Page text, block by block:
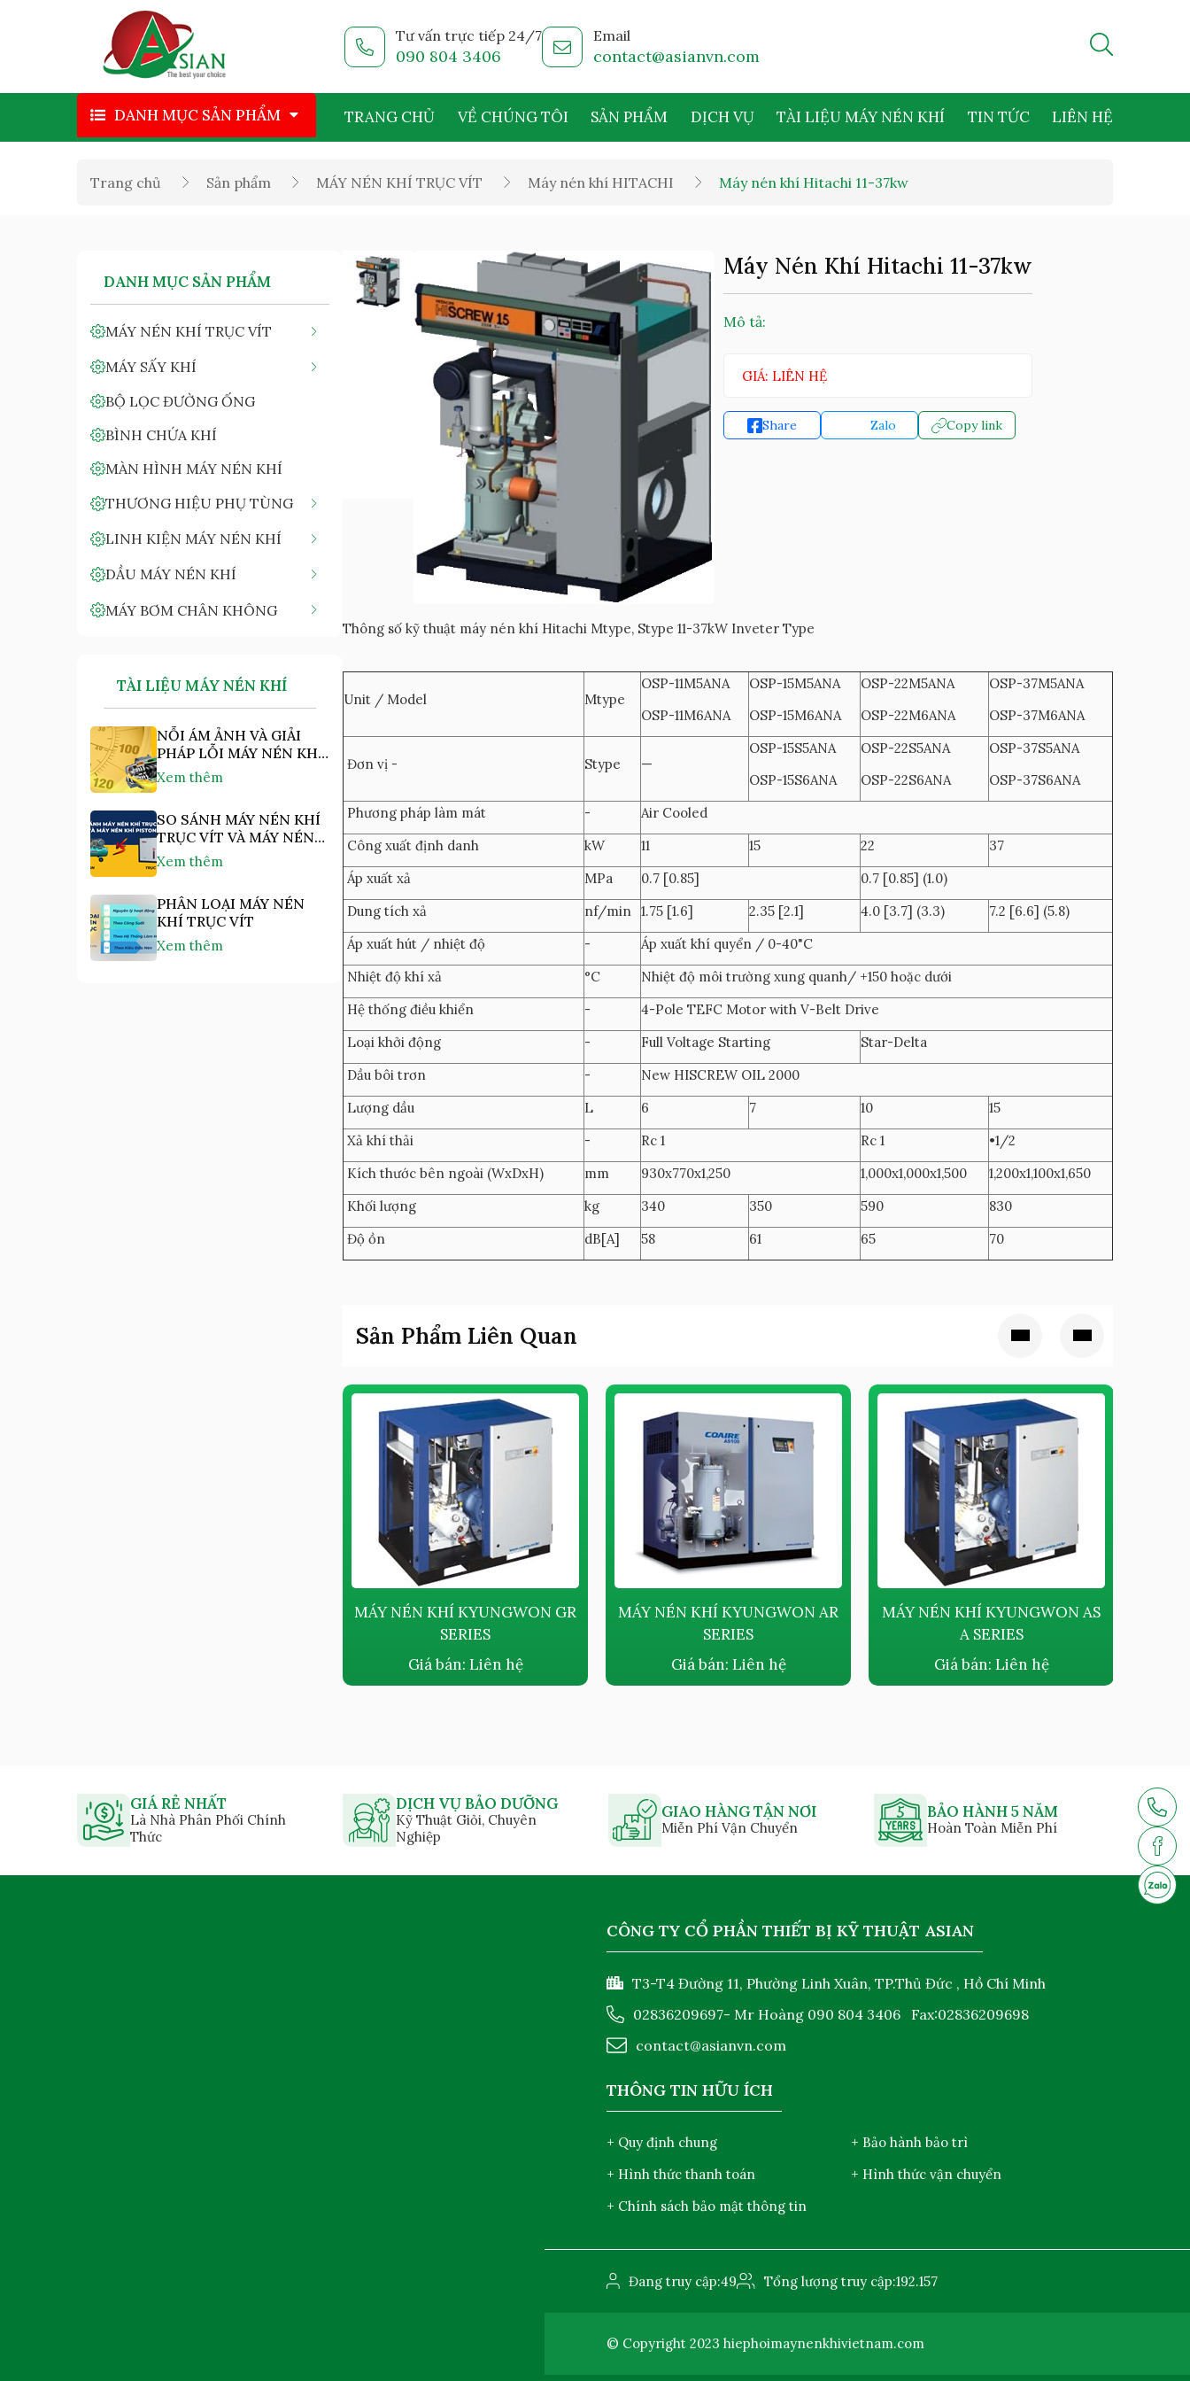
Tư vấn trực tiếp 24/7
090 804 3406
Email
contact@asianvn.com
DANH MỤC SẢN PHẨM TRANG CHỦ VỀ CHÚNG TÔI SẢN PHẨM DỊCH VỤ TÀI LIỆU MÁY NÉN KHÍ TIN TỨC LIÊN HỆ
Trang chủ Sản phẩm MÁY NÉN KHÍ TRỤC VÍT Máy nén khí HITACHI Máy nén khí Hitachi 11-37kw
DANH MỤC SẢN PHẨM
MÁY NÉN KHÍ TRỤC VÍT
MÁY SẤY KHÍ
BỘ LỌC ĐƯỜNG ỐNG
BÌNH CHỨA KHÍ
MÀN HÌNH MÁY NÉN KHÍ
THƯƠNG HIỆU PHỤ TÙNG
LINH KIỆN MÁY NÉN KHÍ
DẦU MÁY NÉN KHÍ
MÁY BƠM CHÂN KHÔNG
TÀI LIỆU MÁY NÉN KHÍ
NỖI ÁM ẢNH VÀ GIẢI
PHÁP LỖI MÁY NÉN KHÍ
"NHIỆT ĐỘ CAO"
Xem thêm
SO SÁNH MÁY NÉN KHÍ
TRỤC VÍT VÀ MÁY NÉN
KHÍ PISTON
Xem thêm
PHÂN LOẠI MÁY NÉN
KHÍ TRỤC VÍT
Xem thêm
Máy Nén Khí Hitachi 11-37kw
Mô tả:
GIÁ: LIÊN HỆ
Share Zalo Copy link
Thông số kỹ thuật máy nén khí Hitachi Mtype, Stype 11-37kW Inveter Type
Unit / Model Mtype
OSP-11M5ANA
OSP-11M6ANA
OSP-15M5ANA
OSP-15M6ANA
OSP-22M5ANA
OSP-22M6ANA
OSP-37M5ANA
OSP-37M6ANA
Đơn vị - Stype —
OSP-15S5ANA
OSP-15S6ANA
OSP-22S5ANA
OSP-22S6ANA
OSP-37S5ANA
OSP-37S6ANA
Phương pháp làm mát
-
Air Cooled
Công xuất định danh
kW 11 15 22
37
Áp xuất xả
MPa 0.7 [0.85]
0.7 [0.85] (1.0)
Dung tích xả
nf/min 1.75 [1.6] 2.35 [2.1] 4.0 [3.7] (3.3)
7.2 [6.6] (5.8)
Áp xuất hút / nhiệt độ
-
Áp xuất khí quyển / 0-40"C
Nhiệt độ khí xả
°C
Nhiệt độ môi trường xung quanh/ +150 hoặc dưới
Hệ thống điều khiển
-
4-Pole TEFC Motor with V-Belt Drive
Loại khởi động
- Full Voltage Starting
Star-Delta
Dầu bôi trơn
-
New HISCREW OIL 2000
Lượng dầu
L 6 7 10
15
Xả khí thải
- Rc 1 Rc 1
•1/2
Kích thước bên ngoài (WxDxH)
mm 930x770x1,250 1,000x1,000x1,500
1,200x1,100x1,650
Khối lượng
kg 340 350 590
830
Độ ồn
dB[A] 58 61 65 70
Sản Phẩm Liên Quan
MÁY NÉN KHÍ KYUNGWON GR
SERIES
Giá bán: Liên hệ
MÁY NÉN KHÍ KYUNGWON AR
SERIES
Giá bán: Liên hệ
MÁY NÉN KHÍ KYUNGWON AS
A SERIES
Giá bán: Liên hệ
GIÁ RẺ NHẤT
Là Nhà Phân Phối Chính
Thức
DỊCH VỤ BẢO DƯỠNG
Kỹ Thuật Giỏi, Chuyên
Nghiệp
GIAO HÀNG TẬN NƠI
Miễn Phí Vận Chuyển
BẢO HÀNH 5 NĂM
Hoàn Toàn Miễn Phí
CÔNG TY CỔ PHẦN THIẾT BỊ KỸ THUẬT ASIAN
T3-T4 Đường 11, Phường Linh Xuân, TP.Thủ Đức , Hồ Chí Minh
02836209697- Mr Hoàng 090 804 3406
Fax:02836209698
contact@asianvn.com
THÔNG TIN HỮU ÍCH
+ Quy định chung
+ Hình thức thanh toán
+ Chính sách bảo mật thông tin
+ Bảo hành bảo trì
+ Hình thức vận chuyển
Đang truy cập:49 Tổng lượng truy cập:192.157
© Copyright 2023 hiephoimaynenkhivietnam.com